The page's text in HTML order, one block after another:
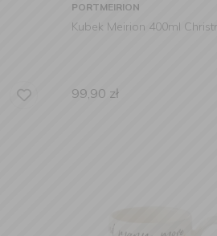
PORTMEIRION
Kubek Meirion 400ml
99,90 zł